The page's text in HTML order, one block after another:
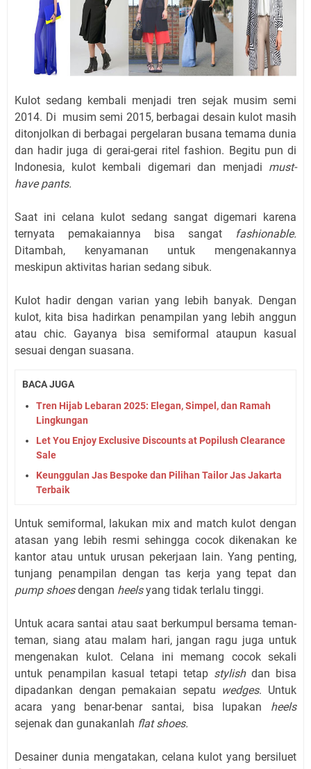
Kulot sedang kembali menjadi tren sejak musim semi
2014. Di musim semi 2015, berbagai desain kulot masih
ditonjolkan di berbagai pergelaran busana temama dunia
dan hadir juga di gerai-gerai ritel fashion. Begitu pun di
Indonesia, kulot kembali digemari dan menjadi must-
have pants.
Saat ini celana kulot sedang sangat digemari karena
ternyata pemakaiannya bisa sangat
fashionable.
Ditambah, kenyamanan untuk mengenakannya
meskipun aktivitas harian sedang sibuk.
Kulot hadir dengan varian yang lebih banyak. Dengan
kulot, kita bisa hadirkan penampilan yang lebih anggun
atau chic. Gayanya bisa semiformal ataupun kasual
sesuai dengan suasana.
BACA JUGA
Tren Hijab Lebaran 2025: Elegan, Simpel, dan Ramah
Lingkungan
Let You Enjoy Exclusive Discounts at Popilush Clearance
Sale
Keunggulan Jas Bespoke dan Pilihan Tailor Jas Jakarta
Terbaik
Untuk semiformal, lakukan mix and match kulot dengan
atasan yang lebih resmi sehingga cocok dikenakan ke
kantor atau untuk urusan pekerjaan lain. Yang penting,
tunjang penampilan dengan tas kerja yang tepat dan
pump shoesdengan heelsyang tidak terlalu tinggi.
Untuk acara santai atau saat berkumpul bersama teman-
teman, siang atau malam hari, jangan ragu juga untuk
mengenakan kulot. Celana ini memang cocok sekali
untuk penampilan kasual tetapi tetap stylishdan bisa
dipadankan dengan pemakaian sepatu wedges. Untuk
acara yang benar-benar santai, bisa lupakan heels
sejenak dan gunakanlah flat shoes.
Desainer dunia mengatakan, celana kulot yang bersiluet